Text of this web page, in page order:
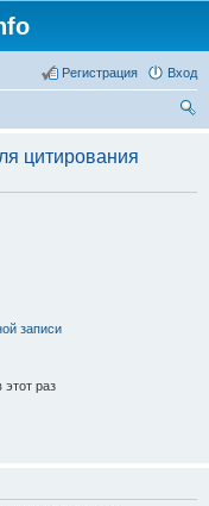
Вход
Регистрация
цитирования
записи
раз